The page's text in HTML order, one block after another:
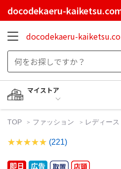
docodekaeru-
docodekaeru-
マイストア
TOP ファッション レディース
(221)